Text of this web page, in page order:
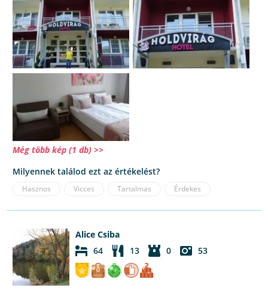
Még több kép (1 db) >>
Milyennek találod ezt az értékelést?
Hasznos Vicces Tartalmas Érdekes
Alice Csiba
64
13 0 53